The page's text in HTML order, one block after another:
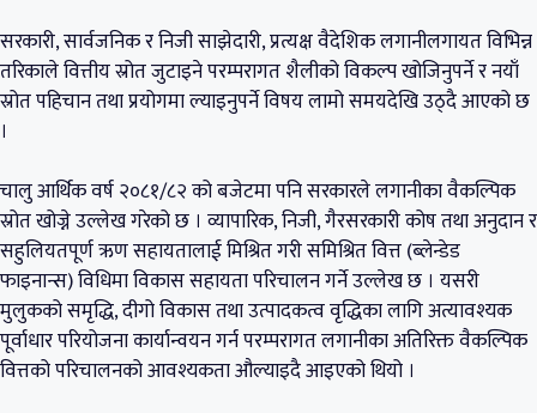
सरकारी, सार्वजनिक र निजी साझेदारी, प्रत्यक्ष वैदेशिक लगानीलगायत विभिन्न
तरिकाले वित्तीय स्रोत जुटाइने परम्परागत शैलीको विकल्प खोजिनुपर्ने र नयाँ
स्रोत पहिचान तथा प्रयोगमा ल्याइनुपर्ने विषय लामो समयदेखि उठ्दै आएको छ
।
चालु आर्थिक वर्ष २०८१/८२ को बजेटमा पनि सरकारले लगानीका वैकल्पिक
स्रोत खोज्ने उल्लेख गरेको छ । व्यापारिक, निजी, गैरसरकारी कोष तथा अनुदान र
सहुलियतपूर्ण ऋण सहायतालाई मिश्रित गरी समिश्रित वित्त (ब्लेन्डेड
फाइनान्स) विधिमा विकास सहायता परिचालन गर्ने उल्लेख छ । यसरी
मुलुकको समृद्धि, दीगो विकास तथा उत्पादकत्व वृद्धिका लागि अत्यावश्यक
पूर्वाधार परियोजना कार्यान्वयन गर्न परम्परागत लगानीका अतिरिक्त वैकल्पिक
वित्तको परिचालनको आवश्यकता औल्याइदै आइएको थियो ।